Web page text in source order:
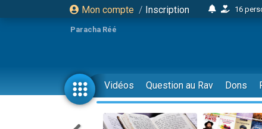
Mon compte / Inscription
16
6
4
2
17
4
Paracha Réé
Vidéos Question au Rav Dons